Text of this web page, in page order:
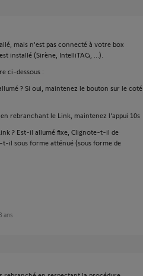
mais n'est pas connecté à votre box
installé (Sirène, IntelliTAG, ...).
ci-dessous :
? Si oui, maintenez le bouton sur le coté
rebranchant le Link, maintenez l'appui 10s
? Est-il allumé fixe, Clignote-t-il de
il sous forme atténué (sous forme de
ans